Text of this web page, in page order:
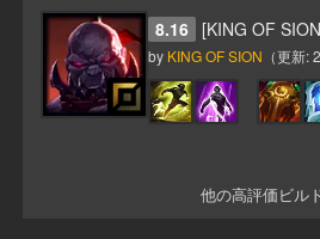
8.16 [KING OF SION]
by KING OF SION （更新:
他の高評価ビル